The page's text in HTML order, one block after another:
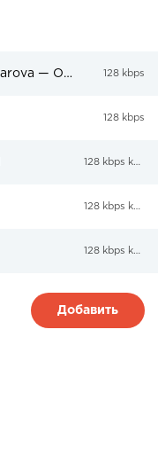
Sherzod Ergashev va Lobar Umarova — Oshiqman 128 kbps
128 kbps
128 kbps kbps
128 kbps kbps
128 kbps kbps
Добавить